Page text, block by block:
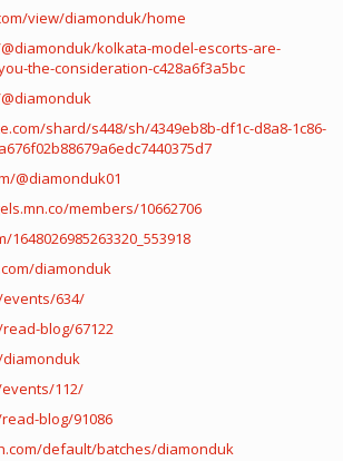
view/diamonduk/home
kolkata-model-escorts-are-
the-consideration-c428a6f3a5bc
shard/s448/sh/4349eb8b-df1c-d8a8-1c86-
@diamonduk01
members/10662706
diamonduk
634/
blog/67122
112/
blog/91086
default/batches/diamonduk